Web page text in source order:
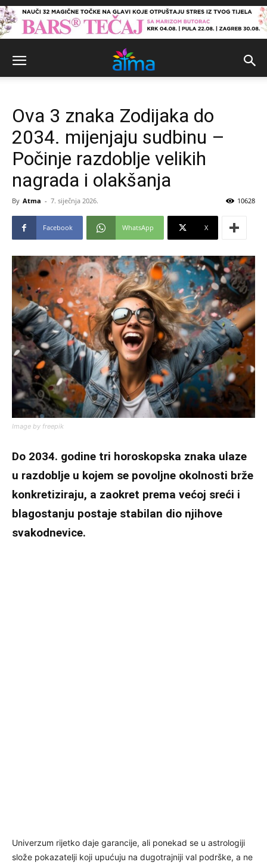
Ova 3 znaka Zodijaka do
2034. mijenjaju sudbinu –
Počinje razdoblje velikih
nagrada i olakšanja
By Atma - 7. siječnja 2026. 10628
Facebook WhatsApp X
Image by freepik
Do 2034. godine tri horoskopska znaka ulaze
u razdoblje u kojem se povoljne okolnosti brže
konkretiziraju, a zaokret prema većoj sreći i
blagostanju postaje stabilan dio njihove
svakodnevice.
Univerzum rijetko daje garancije, ali ponekad se u astrologiji
slože pokazatelji koji upućuju na dugotrajniji val podrške, a ne